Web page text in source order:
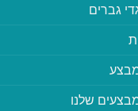
גברים
שלנו